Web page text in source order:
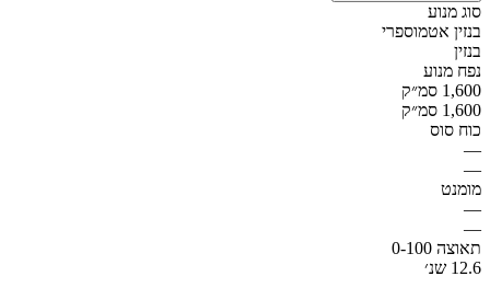
סוג מנוע
בנזין אטמוספרי
בנזין
נפח מנוע
1,600 סמ״ק
1,600 סמ״ק
כוח סוס
—
—
מומנט
—
—
תאוצה 0-100
12.6 שנ׳